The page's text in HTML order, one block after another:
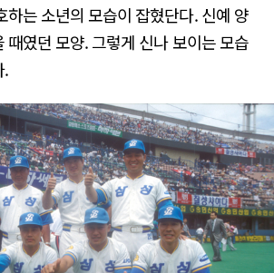
하는 소년의 모습이 잡혔단다. 신예 양
때였던 모양. 그렇게 신나 보이는 모습
.